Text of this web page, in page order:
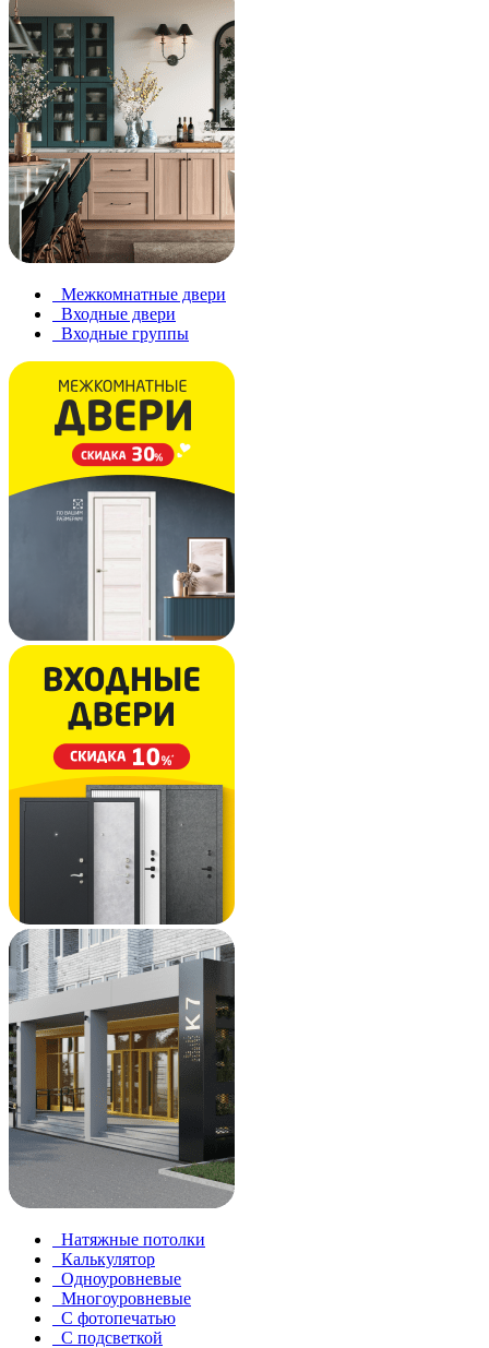
Межкомнатные двери
Входные двери
Входные группы
Натяжные потолки
Калькулятор
Одноуровневые
Многоуровневые
С фотопечатью
С подсветкой